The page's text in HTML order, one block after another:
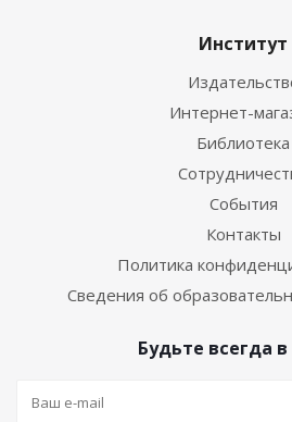
Институт
Интернет-
Библиотека
События
Контакты
Политика
Сведения об
Будьте всегда в